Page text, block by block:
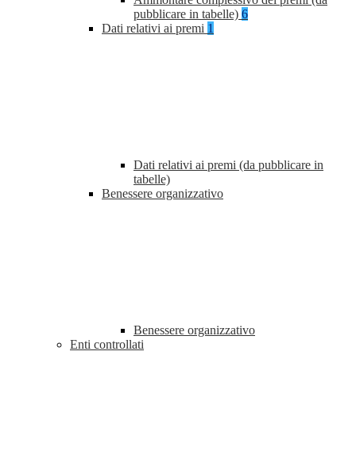
pubblicare in tabelle) 6
Dati relativi ai premi 1
Dati relativi ai premi (da pubblicare in
tabelle)
Benessere organizzativo
Benessere organizzativo
Enti controllati